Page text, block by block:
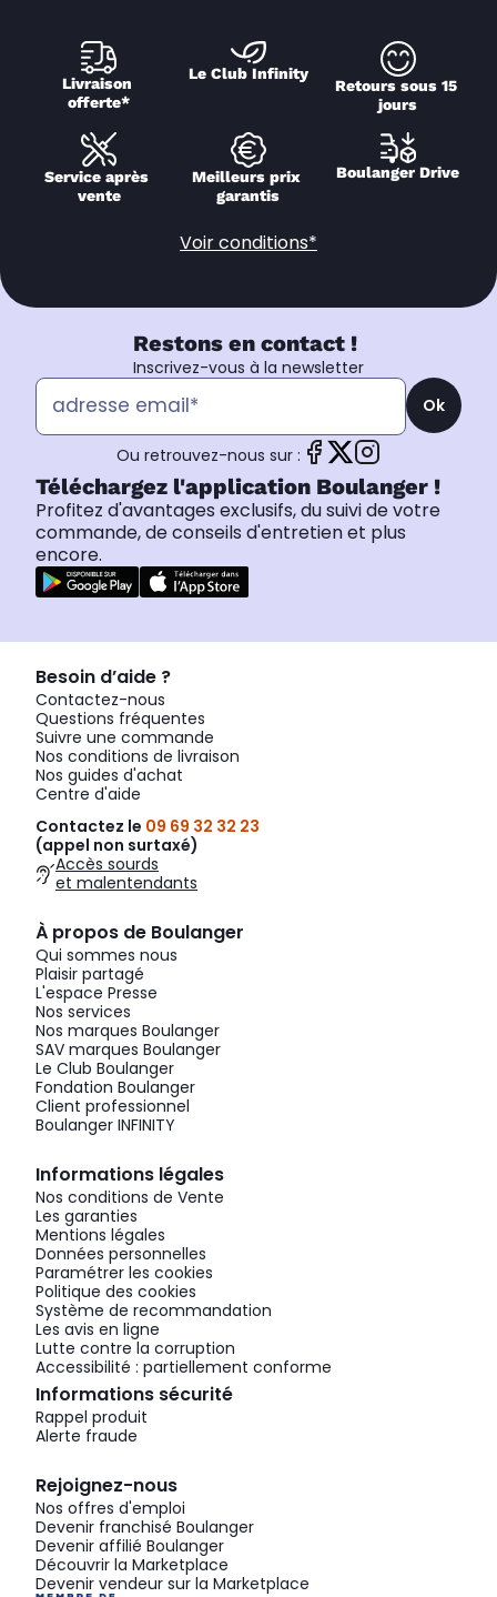
Livraison
offerte*
Le Club Infinity
Retours sous 15
jours
Service après
vente
Meilleurs prix
garantis
Boulanger Drive
Voir conditions*
Restons en contact !
Inscrivez-vous à la newsletter
Ok
Ou retrouvez-nous sur :
Téléchargez l'application Boulanger !
Profitez d'avantages exclusifs, du suivi de votre
commande, de conseils d'entretien et plus
encore.
Besoin d’aide ?
Contactez-nous
Questions fréquentes
Suivre une commande
Nos conditions de livraison
Nos guides d'achat
Centre d'aide
Contactez le 09 69 32 32 23
(appel non surtaxé)
Accès sourds
et malentendants
À propos de Boulanger
Qui sommes nous
Plaisir partagé
L'espace Presse
Nos services
Nos marques Boulanger
SAV marques Boulanger
Le Club Boulanger
Fondation Boulanger
Client professionnel
Boulanger INFINITY
Informations légales
Nos conditions de Vente
Les garanties
Mentions légales
Données personnelles
Paramétrer les cookies
Politique des cookies
Système de recommandation
Les avis en ligne
Lutte contre la corruption
Accessibilité : partiellement conforme
Informations sécurité
Rappel produit
Alerte fraude
Rejoignez-nous
Nos offres d'emploi
Devenir franchisé Boulanger
Devenir affilié Boulanger
Découvrir la Marketplace
Devenir vendeur sur la Marketplace